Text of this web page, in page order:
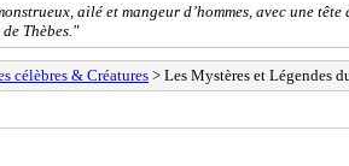
ailé et mangeur d’hommes, avec une
Thèbes."
célèbres & Créatures> Les Mystères et Légendes